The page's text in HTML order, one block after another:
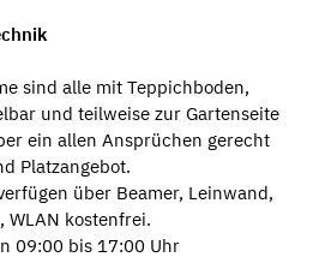
sind alle mit Teppichboden,
und teilweise zur Gartenseite
ein allen Ansprüchen gerecht
Platzangebot.
über Beamer, Leinwand,
WLAN kostenfrei.
09:00 bis 17:00 Uhr